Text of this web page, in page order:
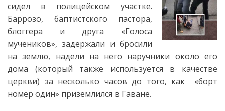
сидел в полицейском участке.
Баррозо, баптистского пастора,
блоггера и друга «Голоса
мучеников», задержали и бросили
на землю, надели на него наручники около его
дома (который также используется в качестве
церкви) за несколько часов до того, как «борт
номер один» приземлился в Гаване.